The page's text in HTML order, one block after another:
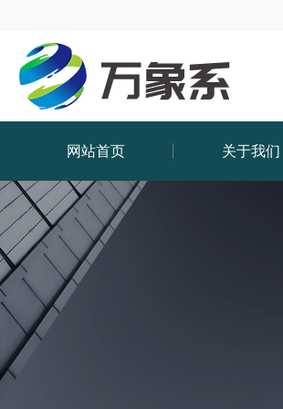
网站首页 关于我们